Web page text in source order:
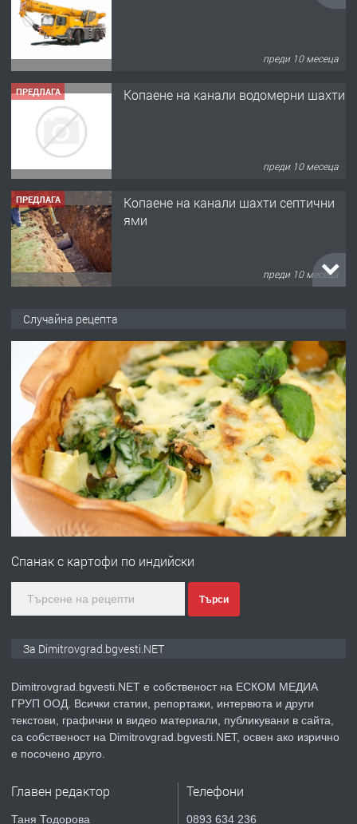
преди 10 месеца
ПРЕДЛАГА Копаене на канали водомерни шахти
преди 10 месеца
ПРЕДЛАГА
Копаене на канали шахти септични
ями
преди 10 месеца
преди 11 месеца
ПРЕДЛАГА Онлайн магазин за всички!
преди 11 месеца
ПРЕДЛАГА Курс Помощник-възпитател
преди 4 месеца
ПРЕДЛАГА Професионални курсове
Случайна рецепта
Спанак с картофи по индийски
Търси
За Dimitrovgrad.bgvesti.NET
Dimitrovgrad.bgvesti.NET е собственост на ЕСКОМ МЕДИА
ГРУП ООД. Всички статии, репортажи, интервюта и други
текстови, графични и видео материали, публикувани в сайта,
са собственост на Dimitrovgrad.bgvesti.NET, освен ако изрично
е посочено друго.
Главен редактор
Таня Тодорова
Телефони
0893 634 236